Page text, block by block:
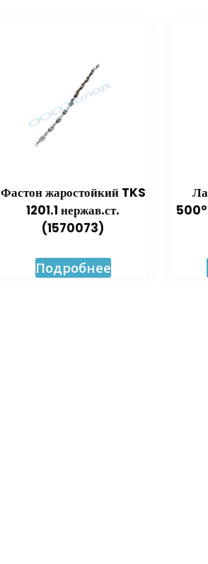
Фастон жаростойкий TKS
1201.1 нержав.ст.
(1570073)
Подробнее